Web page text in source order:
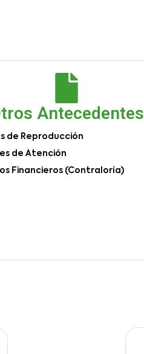
Antecedentes
de Reproducción
de Atención
Financieros (Contraloría)